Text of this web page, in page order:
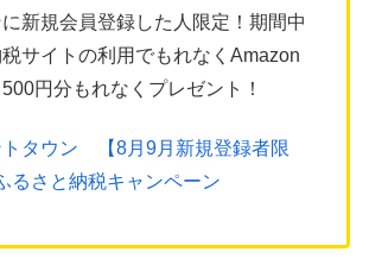
に新規会員登録した人限定！期間中
サイトの利用でもれなくAmazon
円分もれなくプレゼント！
トタウン 【8月9月新規登録者限
るさと納税キャンペーン